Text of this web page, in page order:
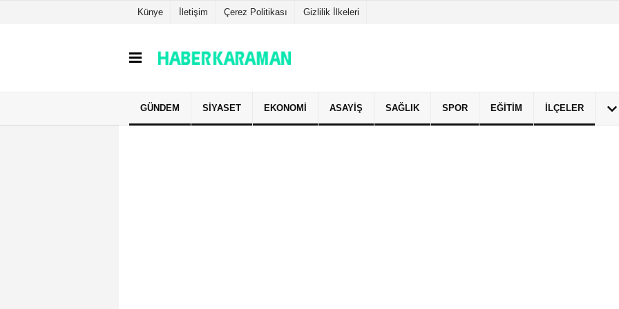
Künye İletişim Çerez Politikası Gizlilik İlkeleri
GÜNDEM SIYASET EKONOMI ASAYIŞ SAĞLIK SPOR EĞITIM İLÇELER